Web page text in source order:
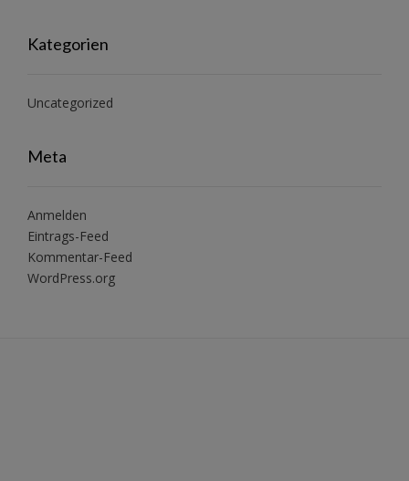
Kategorien
Uncategorized
Meta
Anmelden
Eintrags-Feed
Kommentar-Feed
WordPress.org